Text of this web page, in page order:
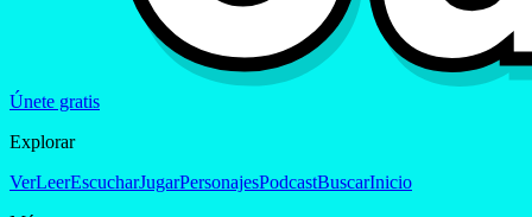
Únete gratis
Explorar
VerLeerEscucharJugarPersonajesPodcastBuscarInicio